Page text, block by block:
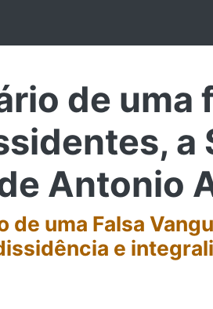
de uma
a
Antonio
de uma Falsa
e